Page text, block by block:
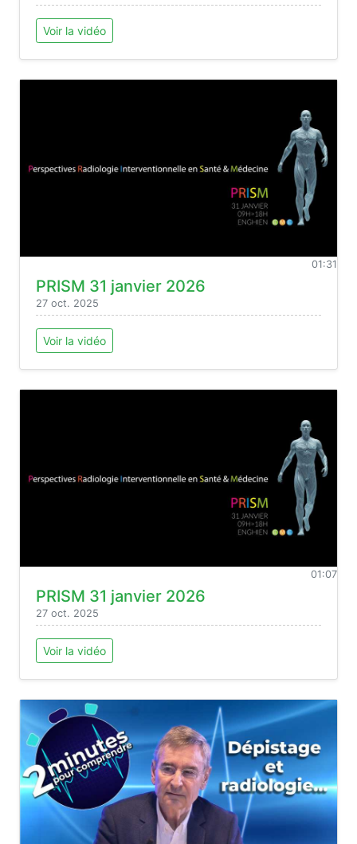
Voir la vidéo
01:31
PRISM 31 janvier 2026
27 oct. 2025
Voir la vidéo
01:07
PRISM 31 janvier 2026
27 oct. 2025
Voir la vidéo